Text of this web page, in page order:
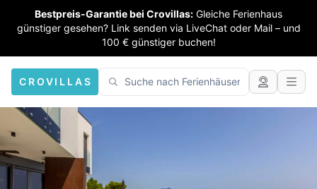
Bestpreis-Garantie bei Crovillas: Gleiche Ferienhaus
günstiger gesehen? Link senden via LiveChat oder Mail – und
100 € günstiger buchen!
CROVILLAS